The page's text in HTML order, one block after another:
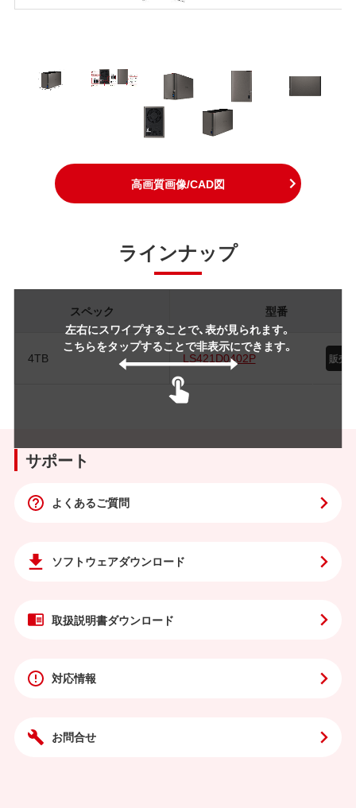
高画質画像/CAD図
ラインナップ
左右にスワイプすることで、表が見られます。
こちらをタップすることで非表示にできます。
スペック 型番
4TB LS421D0402P
サポート
よくあるご質問
ソフトウェアダウンロード
取扱説明書ダウンロード
対応情報
お問合せ